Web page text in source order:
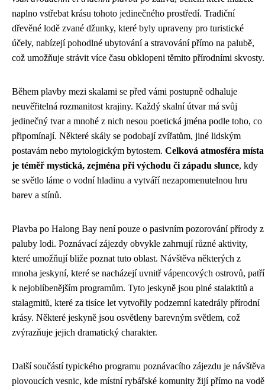
naplno vstřebat krásu tohoto jedinečného prostředí. Tradiční
dřevěné lodě zvané džunky, které byly upraveny pro turistické
účely, nabízejí pohodlné ubytování a stravování přímo na palubě,
což umožňuje strávit více času obklopeni těmito přírodními skvosty.
Během plavby mezi skalami se před vámi postupně odhaluje
neuvěřitelná rozmanitost krajiny. Každý skalní útvar má svůj
jedinečný tvar a mnohé z nich nesou poetická jména podle toho, co
připomínají. Některé skály se podobají zvířatům, jiné lidským
postavám nebo mytologickým bytostem. Celková atmosféra místa
je téměř mystická, zejména při východu či západu slunce, kdy
se světlo láme o vodní hladinu a vytváří nezapomenutelnou hru
barev a stínů.
Plavba po Halong Bay není pouze o pasivním pozorování přírody z
paluby lodi. Poznávací zájezdy obvykle zahrnují různé aktivity,
které umožňují bliže poznat tuto oblast. Návštěva některých z
mnoha jeskyní, které se nacházejí uvnitř vápencových ostrovů, patří
k nejoblíbenějším programům. Tyto jeskyně jsou plné stalaktitů a
stalagmitů, které za tisíce let vytvořily podzemní katedrály přírodní
krásy. Některé jeskyně jsou osvětleny barevným světlem, což
zvýrazňuje jejich dramatický charakter.
Další součástí typického programu poznávacího zájezdu je návštěva
plovoucích vesnic, kde místní rybářské komunity žijí přímo na vodě